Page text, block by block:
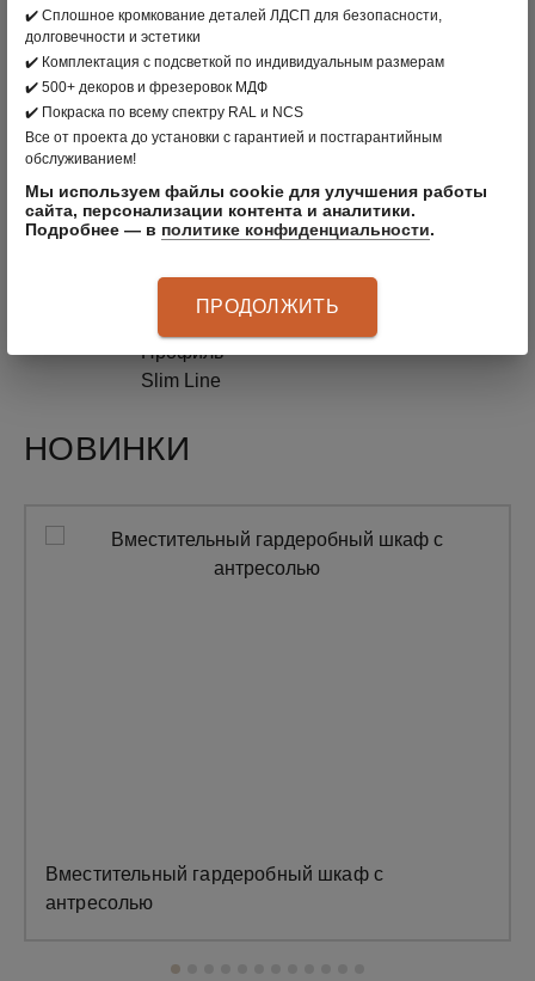
О товаре
Производитель
Материал
Тонированное
ЛДСП Egger
Профиль
Slim Line
Высота 2400
Глубина
НОВИНКИ
Вместительный гардеробный шкаф с
антресолью
✔️ Сплошное кромкование деталей ЛДСП для безопасности,
долговечности и эстетики
✔️ Комплектация с подсветкой по индивидуальным размерам
✔️ 500+ декоров и фрезеровок МДФ
✔️ Покраска по всему спектру RAL и NCS
Все от проекта до установки с гарантией и постгарантийным
обслуживанием!
Мы используем файлы cookie для улучшения работы
сайта, персонализации контента и аналитики.
Подробнее — в политике конфиденциальности.
ПРОДОЛЖИТЬ